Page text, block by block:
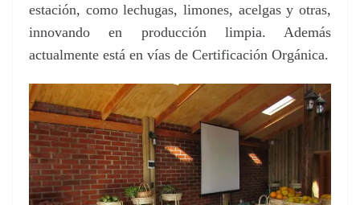
estación, como lechugas, limones, acelgas y otras,
innovando en producción limpia. Además
actualmente está en vías de Certificación Orgánica.